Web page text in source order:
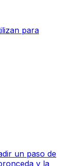
para
un paso de
y la